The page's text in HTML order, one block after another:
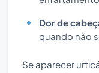
Dor de
quando não
Se aparecer